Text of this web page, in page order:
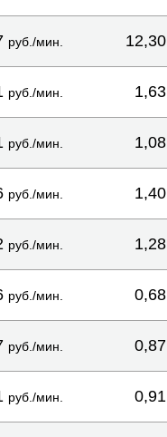
руб./мин. 12,30
руб./мин. 1,63
руб./мин. 1,08
руб./мин. 1,40
руб./мин. 1,28
руб./мин. 0,68
руб./мин. 0,87
руб./мин. 0,91